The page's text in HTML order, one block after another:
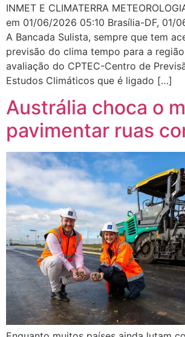
INMET E CLIMATERRA
em 01/06/2026 05:10 Brasília-DF, 01/
A Bancada Sulista, sempre que tem
previsão do clima tempo para a
avaliação do CPTEC-Centro de
Estudos Climáticos que é ligado […]
Austrália choca o
pavimentar ruas